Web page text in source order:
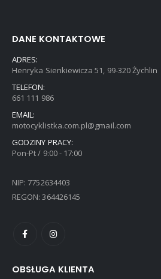
DANE KONTAKTOWE
ADRES:
Henryka Sienkiewicza 51, 99-320 Żychlin
TELEFON:
661 111 986
EMAIL:
motocyklistka.com.pl@gmail.com
GODZINY PRACY:
Pon-Pt / 9:00 - 17:00
NIP: 7752634403
REGON: 364426145
OBSŁUGA KLIENTA